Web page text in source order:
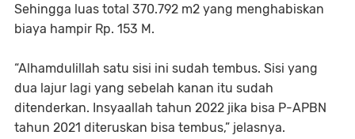
Sehingga luas total 370.792 m2 yang menghabiskan
biaya hampir Rp. 153 M.
“Alhamdulillah satu sisi ini sudah tembus. Sisi yang
dua lajur lagi yang sebelah kanan itu sudah
ditenderkan. Insyaallah tahun 2022 jika bisa P-APBN
tahun 2021 diteruskan bisa tembus,” jelasnya.